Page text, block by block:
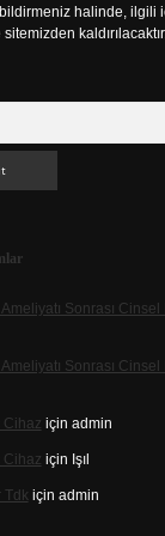
halinde, ilgili
Sonrası
Sonrası
Cihaz için admin
Cihaz için Işıl
Tdk için admin